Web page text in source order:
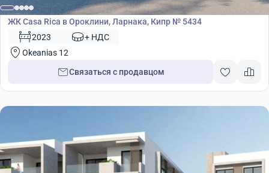
Жилой комплекс
ЖК Casa Rica в Ороклини, Ларнака, Кипр № 5434
2023
+ НДС
Okeanias 12
Связаться с продавцом